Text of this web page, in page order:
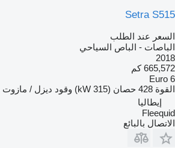
Setra S515
السعر عند الطلب
الباصات - الباص السياحي
2018
665,572 كم
Euro 6
القوة 428 حصان (315 kW) وقود ديزل / مازوت
إيطاليا
Fleequid
الاتصال بالبائع